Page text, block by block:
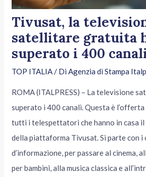
Tivusat, la
satellitare gratuita
superato i 400
TOP ITALIA/ DiAgenzia di Stampa
ROMA (ITALPRESS) – La televisione
superato i 400 canali. Questa è
tutti i telespettatori che hanno in casa il
della piattaforma Tivusat. Si parte con i
d’informazione, per passare al cinema,
per bambini, alla musica classica e